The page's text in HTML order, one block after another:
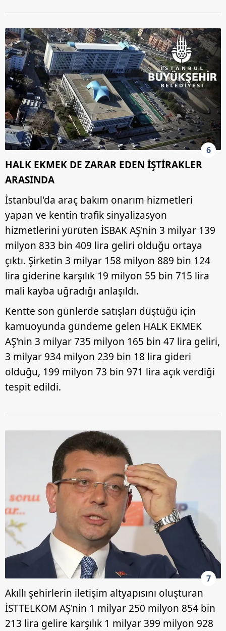
6
HALK EKMEK DE ZARAR EDEN İŞTİRAKLER
ARASINDA
İstanbul'da araç bakım onarım hizmetleri
yapan ve kentin trafik sinyalizasyon
hizmetlerini yürüten İSBAK AŞ'nin 3 milyar 139
milyon 833 bin 409 lira geliri olduğu ortaya
çıktı. Şirketin 3 milyar 158 milyon 889 bin 124
lira giderine karşılık 19 milyon 55 bin 715 lira
mali kayba uğradığı anlaşıldı.
Kentte son günlerde satışları düştüğü için
kamuoyunda gündeme gelen HALK EKMEK
AŞ'nin 3 milyar 735 milyon 165 bin 47 lira geliri,
3 milyar 934 milyon 239 bin 18 lira gideri
olduğu, 199 milyon 73 bin 971 lira açık verdiği
tespit edildi.
7
Akıllı şehirlerin iletişim altyapısını oluşturan
İSTTELKOM AŞ'nin 1 milyar 250 milyon 854 bin
213 lira gelire karşılık 1 milyar 399 milyon 928